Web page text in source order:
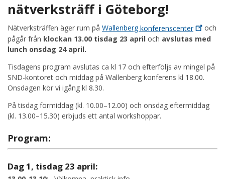
nätverksträff i Göteborg!
Nätverksträffen äger rum på Wallenbergkonferenscenter
och
pågår från klockan 13.00 tisdag 23 april och avslutas med
lunch onsdag 24 april.
Tisdagens program avslutas ca kl 17 och efterföljs av mingel på
SND-kontoret och middag på Wallenberg konferens kl 18.00.
Onsdagen kör vi igång kl 8.30.
På tisdag förmiddag (kl. 10.00–12.00) och onsdag eftermiddag
(kl. 13.00–15.30) erbjuds ett antal workshoppar.
Program:
Dag 1, tisdag 23 april: